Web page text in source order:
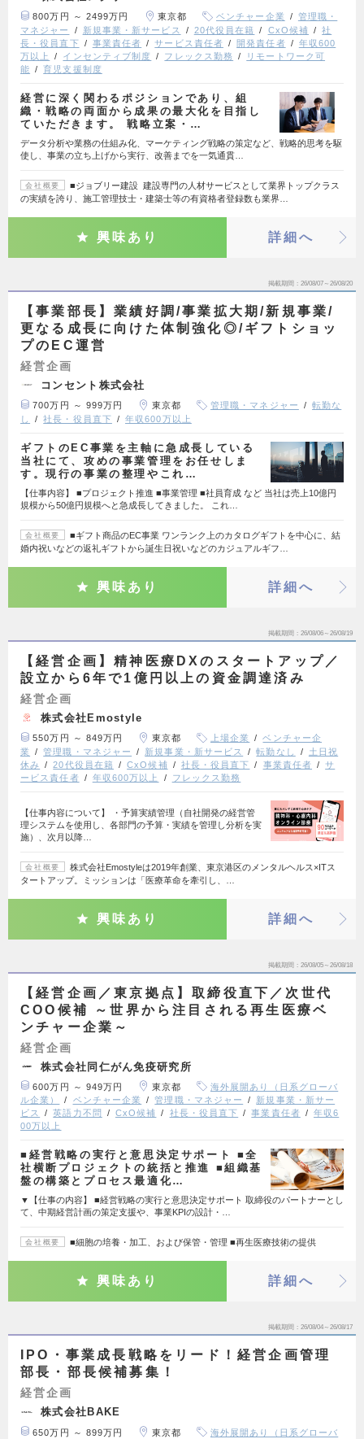
800万円 ～ 2499万円 東京都 ベンチャー企業
管理職・
マネジャー
新規事業・新サービス 20代役員在籍 CxO候補
社
長・役員直下
事業責任者 サービス責任者 開発責任者
年収600
万以上
インセンティブ制度 フレックス勤務
リモートワーク可
能
育児支援制度
経営に深く関わるポジションであり、組
織・戦略の両面から成果の最大化を目指し
ていただきます。 戦略立案・…
データ分析や業務の仕組み化、マーケティング戦略の策定など、戦略的思考を駆
使し、事業の立ち上げから実行、改善までを一気通貫…
会社概要
■ジョブリー建設 建設専門の人材サービスとして業界トップクラス
の実績を誇り、施工管理技士・建築士等の有資格者登録数も業界…
興味あり 詳細へ
掲載期間 26/08/07～26/08/20
【事業部長】業績好調/事業拡大期/新規事業/
更なる成長に向けた体制強化◎/ギフトショッ
プのEC運営
経営企画
コンセント株式会社
700万円 ～ 999万円 東京都 管理職・マネジャー
転勤な
し
社長・役員直下 年収600万以上
ギフトのEC事業を主軸に急成長している
当社にて、攻めの事業管理をお任せしま
す。現行の事業の整理やこれ…
【仕事内容】 ■プロジェクト推進 ■事業管理 ■社員育成 など 当社は売上10億円
規模から50億円規模へと急成長してきました。 これ…
会社概要
■ギフト商品のEC事業 ワンランク上のカタログギフトを中心に、結
婚内祝いなどの返礼ギフトから誕生日祝いなどのカジュアルギフ…
興味あり 詳細へ
掲載期間 26/08/06～26/08/19
【経営企画】精神医療DXのスタートアップ／
設立から6年で1億円以上の資金調達済み
経営企画
株式会社Emostyle
550万円 ～ 849万円 東京都 上場企業
ベンチャー企
業
管理職・マネジャー 新規事業・新サービス 転勤なし
土日祝
休み
20代役員在籍 CxO候補 社長・役員直下 事業責任者
サ
ービス責任者
年収600万以上 フレックス勤務
【仕事内容について】 ・予算実績管理（自社開発の経営管
理システムを使用し、各部門の予算・実績を管理し分析を実
施）、次月以降…
会社概要
株式会社Emostyleは2019年創業、東京港区のメンタルヘルス×ITス
タートアップ。ミッションは「医療革命を牽引し、…
興味あり 詳細へ
掲載期間 26/08/05～26/08/18
【経営企画／東京拠点】取締役直下／次世代
COO候補 ～世界から注目される再生医療ベ
ンチャー企業～
経営企画
株式会社同仁がん免疫研究所
600万円 ～ 949万円 東京都
海外展開あり（日系グローバ
ル企業）
ベンチャー企業 管理職・マネジャー
新規事業・新サー
ビス
英語力不問 CxO候補 社長・役員直下 事業責任者
年収6
00万以上
■経営戦略の実行と意思決定サポート ■全
社横断プロジェクトの統括と推進 ■組織基
盤の構築とプロセス最適化…
▼【仕事の内容】 ■経営戦略の実行と意思決定サポート 取締役のパートナーとし
て、中期経営計画の策定支援や、事業KPIの設計・…
会社概要 ■細胞の培養・加工、および保管・管理 ■再生医療技術の提供
興味あり 詳細へ
掲載期間 26/08/04～26/08/17
IPO・事業成長戦略をリード！経営企画管理
部長・部長候補募集！
経営企画
株式会社BAKE
650万円 ～ 899万円 東京都 海外展開あり（日系グローバ